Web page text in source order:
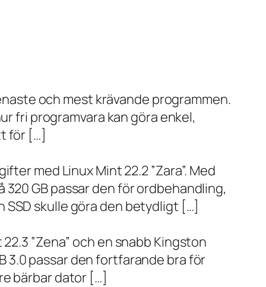
och mest krävande programmen.
fri programvara kan göra enkel,
för […]
med Linux Mint 22.2 ”Zara”. Med
GB passar den för ordbehandling,
skulle göra den betydligt […]
”Zena” och en snabb Kingston
3.0 passar den fortfarande bra för
bärbar dator […]